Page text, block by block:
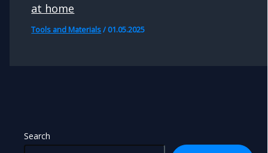
Search
at home
Tools and Materials/ 01.05.2025